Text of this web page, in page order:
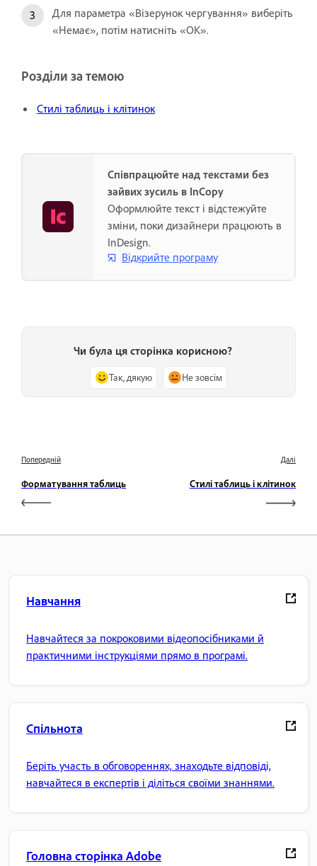
Для параметра «Візерунок чергування» виберіть
«Немає», потім натисніть «OK».
Розділи за темою
Стилі таблиць і клітинок
Співпрацюйте над текстами без
зайвих зусиль в InCopy
Оформлюйте текст і відстежуйте
зміни, поки дизайнери працюють в
InDesign.
Відкрийте програму
Чи була ця сторінка корисною?
Так, дякую Не зовсім
Попередній
Форматування таблиць
Далі
Стилі таблиць і клітинок
Навчання
Навчайтеся за покроковими відеопосібниками й
практичними інструкціями прямо в програмі.
Спільнота
Беріть участь в обговореннях, знаходьте відповіді,
навчайтеся в експертів і діліться своїми знаннями.
Головна сторінка Adobe